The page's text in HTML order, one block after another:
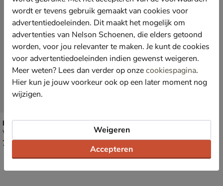
Mustang
Veterboots - zwart
€ 79,99
79,99
wordt er tevens gebruik gemaakt van cookies voor
advertentiedoeleinden. Dit maakt het mogelijk om
advertenties van Nelson Schoenen, die elders getoond
worden, voor jou relevanter te maken. Je kunt de cookies
voor advertentiedoeleinden indien gewenst weigeren.
Meer weten? Lees dan verder op onzecookiespagina.
Hier kun je jouw voorkeur ook op een later moment nog
wijzigen.
Accepteren
Weigeren